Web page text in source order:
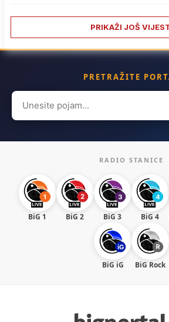
PRIKAŽI JOŠ
PRETRAŽITE
Search
for:
RADIO STANICE
BiG 1 BiG 2 BiG 3 BiG 4
BiG iG BiG Rock